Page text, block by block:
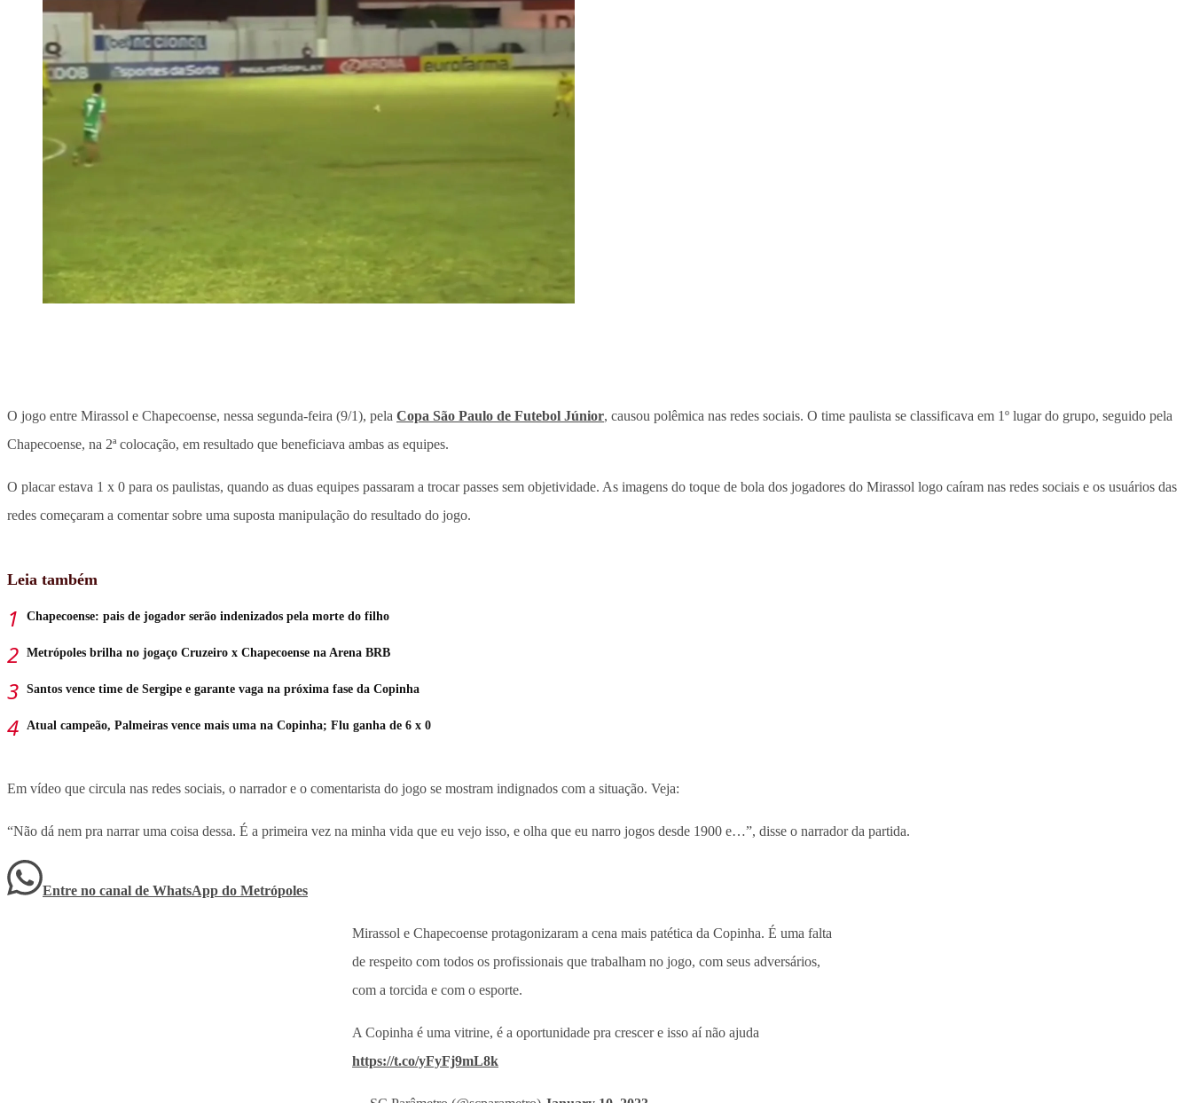
O jogo entre Mirassol e Chapecoense, nessa segunda-feira (9/1), pela Copa São Paulo de Futebol Júnior, causou polêmica nas redes sociais. O time paulista se classificava em 1º lugar do grupo, seguido pela
Chapecoense, na 2ª colocação, em resultado que beneficiava ambas as equipes.
O placar estava 1 x 0 para os paulistas, quando as duas equipes passaram a trocar passes sem objetividade. As imagens do toque de bola dos jogadores do Mirassol logo caíram nas redes sociais e os usuários das
redes começaram a comentar sobre uma suposta manipulação do resultado do jogo.
Leia também
Chapecoense: pais de jogador serão indenizados pela morte do filho
Metrópoles brilha no jogaço Cruzeiro x Chapecoense na Arena BRB
Santos vence time de Sergipe e garante vaga na próxima fase da Copinha
Atual campeão, Palmeiras vence mais uma na Copinha; Flu ganha de 6 x 0
Em vídeo que circula nas redes sociais, o narrador e o comentarista do jogo se mostram indignados com a situação. Veja:
“Não dá nem pra narrar uma coisa dessa. É a primeira vez na minha vida que eu vejo isso, e olha que eu narro jogos desde 1900 e…”, disse o narrador da partida.
Entre no canal de WhatsApp do Metrópoles
Mirassol e Chapecoense protagonizaram a cena mais patética da Copinha. É uma falta
de respeito com todos os profissionais que trabalham no jogo, com seus adversários,
com a torcida e com o esporte.
A Copinha é uma vitrine, é a oportunidade pra crescer e isso aí não ajuda
https://t.co/yFyFj9mL8k